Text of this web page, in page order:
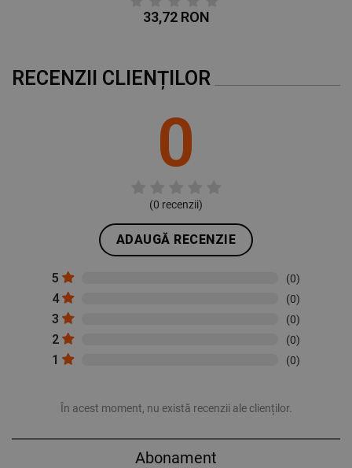
33,72 RON
RECENZII CLIENȚILOR
0
(0 recenzii)
ADAUGĂ RECENZIE
5 (0)
4 (0)
3 (0)
2 (0)
1 (0)
În acest moment, nu există recenzii ale clienților.
Abonament